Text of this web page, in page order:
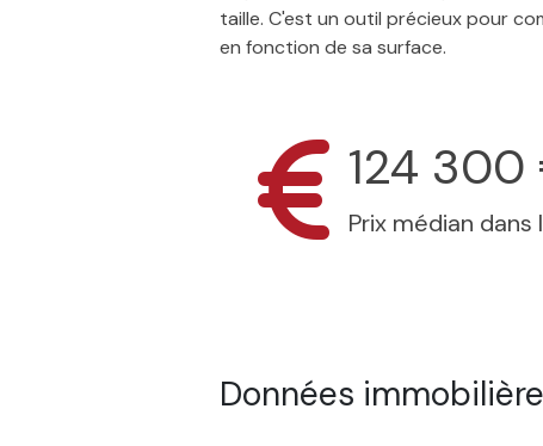
taille. C'est un outil précieux pour
en fonction de sa surface.
124
Prix médian
Données